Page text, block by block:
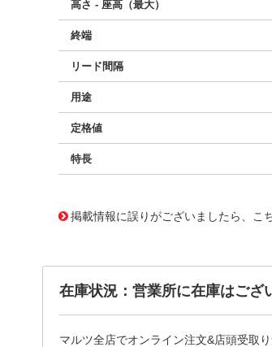
高さ - 座高（最大）
終端
リード間隔
用途
定格値
特長
掲載情報に誤りがございましたら、こ
在庫状況：営業所に在庫はござ
マルツ全店でオンライン注文&店頭受取